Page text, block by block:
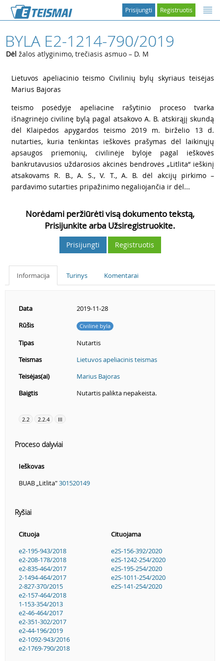
Registruotis
Prisijungti
BYLA E2-1214-790/2019
Dėl žalos atlyginimo, trečiasis asmuo – D. M
Lietuvos apeliacinio teismo Civilinių bylų skyriaus teisėjas
Marius Bajoras
teismo posėdyje apeliacine rašytinio proceso tvarka
išnagrinėjo civilinę bylą pagal atsakovo A. B. atskirąjį skundą
dėl Klaipėdos apygardos teismo 2019 m. birželio 13 d.
nutarties, kuria tenkintas ieškovės prašymas dėl laikinųjų
apsaugos priemonių, civilinėje byloje pagal ieškovės
bankrutavusios uždarosios akcinės bendrovės „Litlita“ ieškinį
atsakovams R. B., A. S., V. T., A. B. dėl akcijų pirkimo –
pardavimo sutarties pripažinimo negaliojančia ir dėl...
Norėdami peržiūrėti visą dokumento tekstą,
Prisijunkite arba Užsiregistruokite.
Prisijungti Registruotis
Informacija Turinys Komentarai
Data
2019-11-28
Rūšis
Civilinė byla
Tipas
Nutartis
Teismas
Lietuvos apeliacinis teismas
Teisėjas(ai)
Marius Bajoras
Baigtis
Nutartis palikta nepakeista.
2.2 2.2.4 III
Proceso dalyviai
Ieškovas
BUAB „Litlita"301520149
Ryšiai
Cituoja
Cituojama
e2-195-943/2018
e2-208-178/2018
e2-835-464/2017
2-1494-464/2017
2-827-370/2015
e2-157-464/2018
1-153-354/2013
e2-46-464/2017
e2-351-302/2017
e2-44-196/2019
e2-1092-943/2016
e2-1769-790/2018
e2S-156-392/2020
e2S-1242-254/2020
e2S-195-254/2020
e2S-1011-254/2020
e2S-141-254/2020